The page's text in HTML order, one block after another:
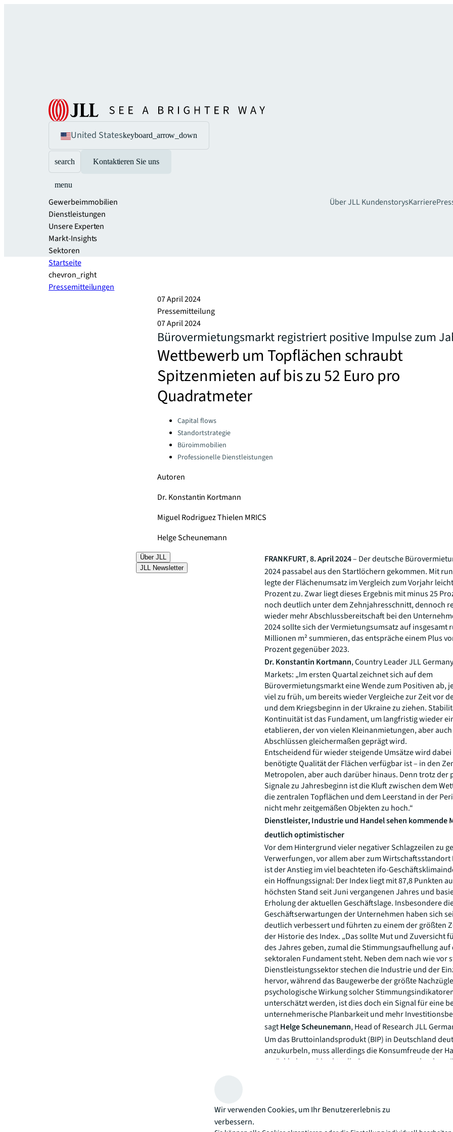
United Stateskeyboard_arrow_down
search Kontaktieren Sie uns
menu
Gewerbeimmobilien
Dienstleistungen
Unsere Experten
Markt-Insights
Sektoren​
Über JLLKundenstorysKarriere
Startseite
chevron_right
Pressemitteilungen
07 April 2024
Pressemitteilung
07 April 2024
Bürovermietungsmarkt registriert positive Impulse zum
Wettbewerb um Topflächen schraubt
Spitzenmieten auf bis zu 52 Euro pro
Quadratmeter
Categories:Capital flows
Standortstrategie
Büroimmobilien
Professionelle Dienstleistungen
Autoren
Dr. Konstantin Kortmann
Miguel Rodriguez Thielen MRICS
Helge Scheunemann
Über JLL
JLL Newsletter
FRANKFURT,8. April 2024– Der deutsche
2024 passabel aus den Startlöchern gekommen. Mit
legte der Flächenumsatz im Vergleich zum Vorjahr
Prozent zu. Zwar liegt dieses Ergebnis mit minus 25
noch deutlich unter dem Zehnjahresschnitt, dennoch
wieder mehr Abschlussbereitschaft bei den
2024 sollte sich der Vermietungsumsatz auf insgesamt
Millionen m² summieren, das entspräche einem Plus
Prozent gegenüber 2023.
Dr. Konstantin Kortmann, Country Leader JLL
Markets: „Im ersten Quartal zeichnet sich auf dem
Bürovermietungsmarkt eine Wende zum Positiven ab,
viel zu früh, um bereits wieder Vergleiche zur Zeit vor
und dem Kriegsbeginn in der Ukraine zu ziehen.
Kontinuität ist das Fundament, um langfristig wieder
etablieren, der von vielen Kleinanmietungen, aber
Abschlüssen gleichermaßen geprägt wird.
Entscheidend für wieder steigende Umsätze wird dabei
benötigte Qualität der Flächen verfügbar ist – in den
Metropolen, aber auch darüber hinaus. Denn trotz der
Signale zu Jahresbeginn ist die Kluft zwischen dem
die zentralen Topflächen und dem Leerstand in der
nicht mehr zeitgemäßen Objekten zu hoch.“
Dienstleister, Industrie und Handel sehen kommende
deutlich optimistischer
Vor dem Hintergrund vieler negativer Schlagzeilen zu
Verwerfungen, vor allem aber zum Wirtschaftsstandort
ist der Anstieg im viel beachteten ifo-
ein Hoffnungssignal: Der Index liegt mit 87,8 Punkten
höchsten Stand seit Juni vergangenen Jahres und
Erholung der aktuellen Geschäftslage. Insbesondere
Geschäftserwartungen der Unternehmen haben sich
deutlich verbessert und führten zu einem der größten
der Historie des Index. „Das sollte Mut und Zuversicht
des Jahres geben, zumal die Stimmungsaufhellung
sektoralen Fundament steht. Neben dem nach wie vor
Dienstleistungssektor stechen die Industrie und der
hervor, während das Baugewerbe der größte
psychologische Wirkung solcher
unterschätzt werden, ist dies doch ein Signal für eine
unternehmerische Planbarkeit und mehr
sagtHelge Scheunemann, Head of Research JLL
Um das Bruttoinlandsprodukt (BIP) in Deutschland
anzukurbeln, muss allerdings die Konsumfreude der
zurückkehren. Die aktuelle Sparquote von mehr als
liegt deutlich über dem historischen Mittelwert von
Optimismus angesagt ist. Die Entwicklung der
Ende 2023 wieder im positiven Bereich, die
im März weiter nach unten und kommende
zwölf Millionen Beschäftigte sollten für einen weiteren
Wir verwenden Cookies, um Ihr Benutzererlebnis zu
verbessern.